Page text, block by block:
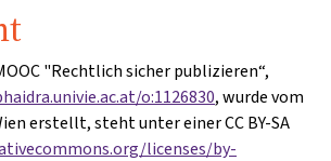
"Rechtlich sicher publizieren“,
o:1126830, wurde vom
erstellt, steht unter einer CC BY-SA
licenses/by-